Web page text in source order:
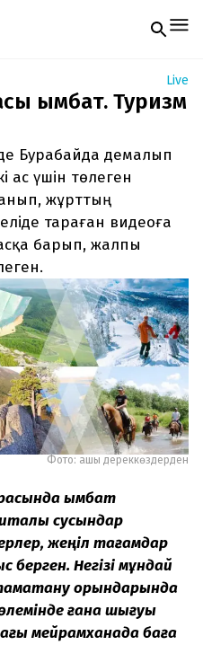
электронды
Жаңа нөмір
Тек email
Live
қымбат. Туризм
Бурабайда демалып
ас үшін төлеген
жұрттың
тараған видеоға
барып, жалпы
Фото: ашық дереккөздерден
қымбат
сусындар
жеңіл тағамдар
Негізі мұндай
орындарында
ғана шығуы
мейрамханада баға